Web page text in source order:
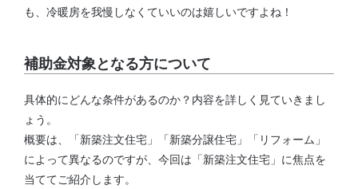
も、冷暖房を我慢しなくていいのは嬉しいですよね！
補助金対象となる方について
具体的にどんな条件があるのか？内容を詳しく見ていきまし
ょう。
概要は、「新築注文住宅」「新築分譲住宅」「リフォーム」
によって異なるのですが、今回は「新築注文住宅」に焦点を
当ててご紹介します。